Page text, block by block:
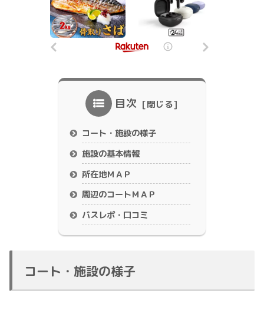
目次
コート・施設の様子
施設の基本情報
所在地ＭＡＰ
周辺のコートＭＡＰ
バスレポ・口コミ
コート・施設の様子